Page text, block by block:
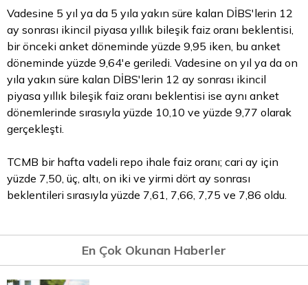
Vadesine 5 yıl ya da 5 yıla yakın süre kalan DİBS'lerin 12
ay sonrası ikincil piyasa yıllık bileşik faiz oranı beklentisi,
bir önceki anket döneminde yüzde 9,95 iken, bu anket
döneminde yüzde 9,64'e geriledi. Vadesine on yıl ya da on
yıla yakın süre kalan DİBS'lerin 12 ay sonrası ikincil
piyasa yıllık bileşik faiz oranı beklentisi ise aynı anket
dönemlerinde sırasıyla yüzde 10,10 ve yüzde 9,77 olarak
gerçekleşti.
TCMB bir hafta vadeli repo ihale faiz oranı; cari ay için
yüzde 7,50, üç, altı, on iki ve yirmi dört ay sonrası
beklentileri sırasıyla yüzde 7,61, 7,66, 7,75 ve 7,86 oldu.
En Çok Okunan Haberler